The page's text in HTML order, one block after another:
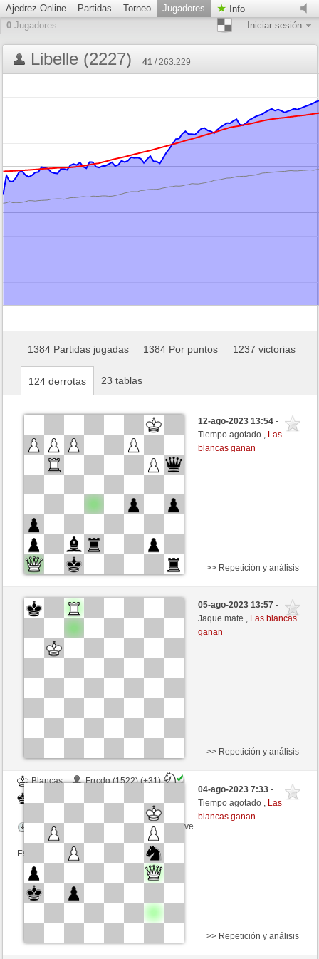
Ajedrez-Online Partidas Torneo Jugadores
Info
0 Jugadores Iniciar sesión
Libelle (2227) 41 / 263.229
1384 Partidas jugadas 1384 Por puntos 1237 victorias
124 derrotas 23 tablas
12-ago-2023 13:54-
Tiempo agotado , Las
blancas ganan
Blancas
VovaPompid (1774) (+28)
Negras
Tiempo: 5 minutes/side + 2 seconds/move
>> Repetición y análisis
05-ago-2023 13:57-
Jaque mate , Las blancas
ganan
Blancas
Frrcdg (1522) (+31)
Tiempo: 3 minutes/side + 3 seconds/move
Esta partida es por puntos
>> Repetición y análisis
04-ago-2023 7:33-
Tiempo agotado , Las
blancas ganan
>> Repetición y análisis